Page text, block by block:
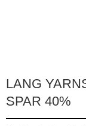
LANG
SPAR 40%